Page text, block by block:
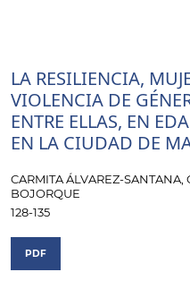
LA RESILIENCIA,
VIOLENCIA DE
ENTRE ELLAS, EN
EN LA CIUDAD DE
CARMITA ÁLVAREZ-
BOJORQUE
128-135
PDF